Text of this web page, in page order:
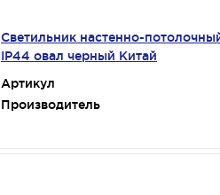
Светильник настенно-
IP44 овал черный Китай
Артикул
Производитель